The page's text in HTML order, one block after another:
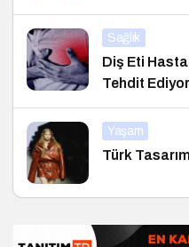
Sağlık
Diş Eti
Tehdit
Yaşam
Türk